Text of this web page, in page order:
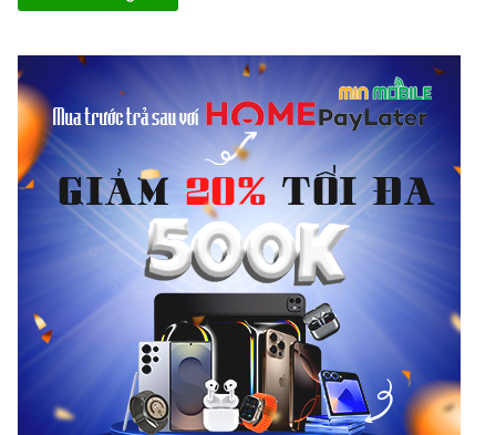
iPhone
năm nay còn có một nét độc đáo khác, đó chính là mặt
lưng kính mờ. Khi cầm trên tay trông đẹp mắt và sang trọng hơn
rất nhiều.
Năm nay với hai model iPhone 11 Pro Max và iPhone 11 Pro
Midnight Green được rất nhiều người dùng yêu thích, đặc biệt là
những đối tượng nam giới mạnh mẽ, cá tính những vẫn vô cùng
sang trọng.
Vị trí đặt Logo “Táo khuyết” trên những model năm nay cũng đã
có sự thay đổi, nằm ở chính giữa mặt lưng. Thậm chí chữ
“iPhone” trên
iPhone 11 Pro 64GBcũng đã bị loại bỏ hoàn toàn.
Bên cạnh iPhone 11 Pro Xanh rêu (Midnight Green) gây sốt
trong những ngày qua thì Apple vẫn mang đến ba tùy chọn quen